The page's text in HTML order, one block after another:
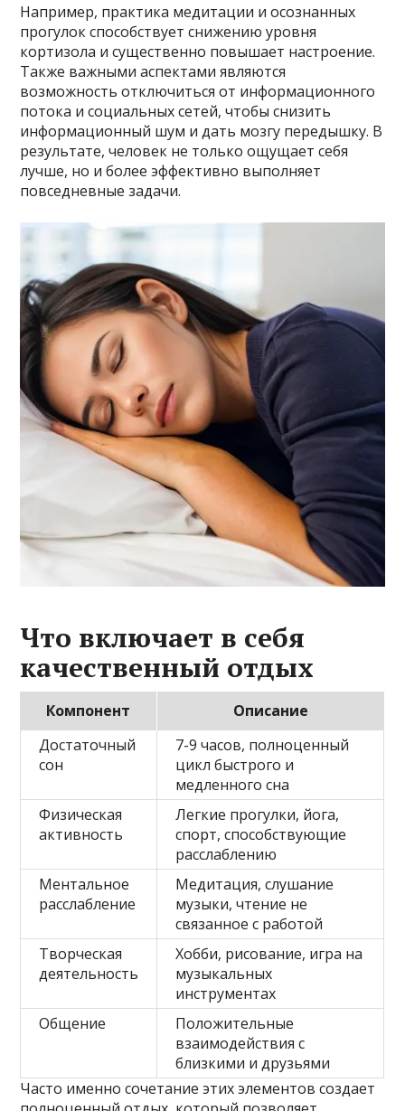
Например, практика медитации и осознанных
прогулок способствует снижению уровня
кортизола и существенно повышает настроение.
Также важными аспектами являются
возможность отключиться от информационного
потока и социальных сетей, чтобы снизить
информационный шум и дать мозгу передышку. В
результате, человек не только ощущает себя
лучше, но и более эффективно выполняет
повседневные задачи.
Что включает в себя
качественный отдых
Компонент
Описание
Достаточный
сон
7-9 часов, полноценный
цикл быстрого и
медленного сна
Физическая
активность
Легкие прогулки, йога,
спорт, способствующие
расслаблению
Ментальное
расслабление
Медитация, слушание
музыки, чтение не
связанное с работой
Творческая
деятельность
Хобби, рисование, игра на
музыкальных
инструментах
Общение
Положительные
взаимодействия с
близкими и друзьями
Часто именно сочетание этих элементов создает